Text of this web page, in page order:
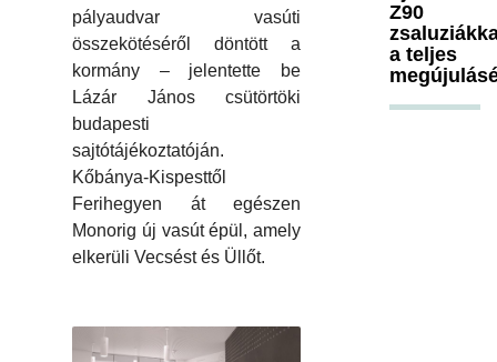
pályaudvar vasúti
összekötéséről döntött a
kormány – jelentette be
Lázár János csütörtöki
budapesti
sajtótájékoztatóján.
Kőbánya-Kispesttől
Ferihegyen át egészen
Monorig új vasút épül, amely
elkerüli Vecsést és Üllőt.
Z90
a teljes